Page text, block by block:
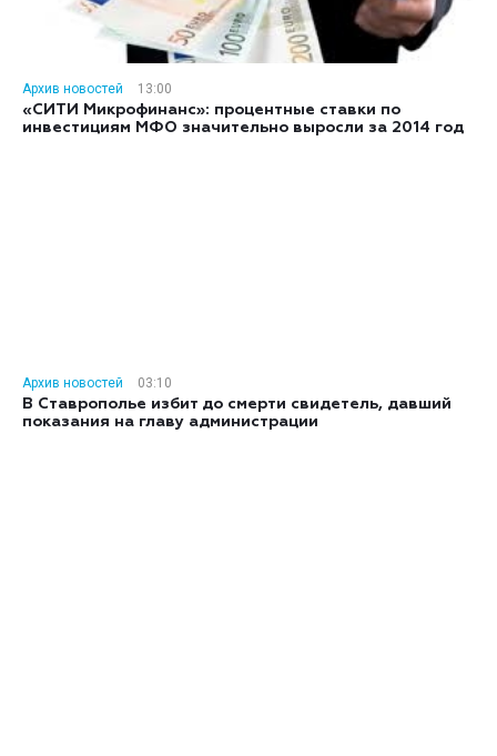
Архив новостей
13:00
«СИТИ Микрофинанс»: процентные ставки по
инвестициям МФО значительно выросли за 2014 год
Архив новостей
03:10
В Ставрополье избит до смерти свидетель, давший
показания на главу администрации